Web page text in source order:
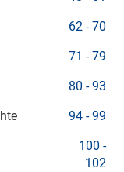
62 - 70
71 - 79
80 - 93
94 - 99
100 -
102